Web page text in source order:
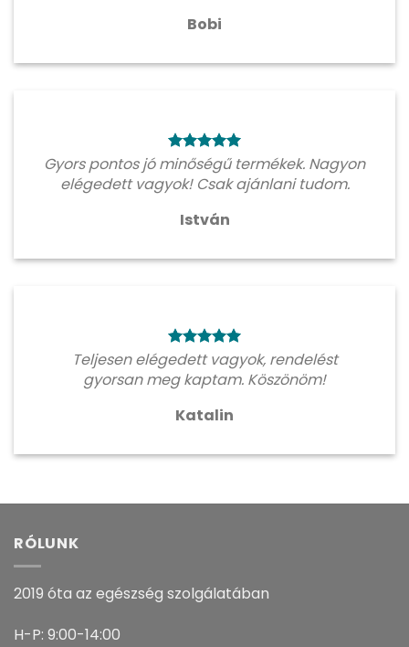
Bobi
Gyors pontos jó minőségű termékek. Nagyon
elégedett vagyok! Csak ajánlani tudom.
István
Teljesen elégedett vagyok, rendelést
gyorsan meg kaptam. Köszönöm!
Katalin
RÓLUNK
2019 óta az egészség szolgálatában
H-P: 9:00-14:00